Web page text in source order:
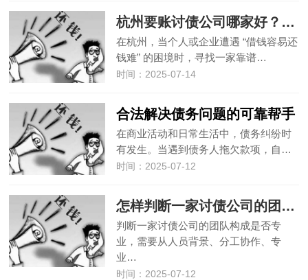
杭州要账讨债公司哪家好？聚焦核心需求，教你选出靠谱机构
在杭州，当个人或企业遭遇 “借钱容易还
钱难” 的困境时，寻找一家靠谱…
时间：2025-07-14
合法解决债务问题的可靠帮手
在商业活动和日常生活中，债务纠纷时
有发生。当遇到债务人拖欠款项，自…
时间：2025-07-12
怎样判断一家讨债公司的团队构成是否专业？
判断一家讨债公司的团队构成是否专
业，需要从人员背景、分工协作、专
业…
时间：2025-07-12